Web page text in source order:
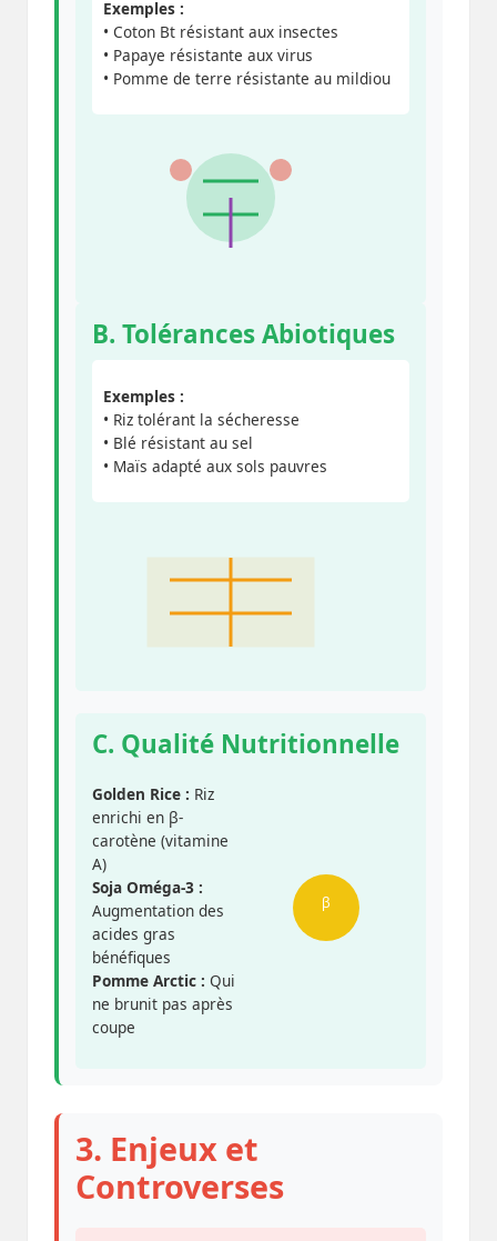
Exemples :
• Coton Bt résistant aux insectes
• Papaye résistante aux virus
• Pomme de terre résistante au mildiou
B. Tolérances Abiotiques
Exemples :
• Riz tolérant la sécheresse
• Blé résistant au sel
• Maïs adapté aux sols pauvres
C. Qualité Nutritionnelle
Golden Rice : Riz
enrichi en β-
carotène (vitamine
A)
Soja Oméga-3 :
Augmentation des
acides gras
bénéfiques
Pomme Arctic : Qui
ne brunit pas après
coupe
β
3. Enjeux et
Controverses